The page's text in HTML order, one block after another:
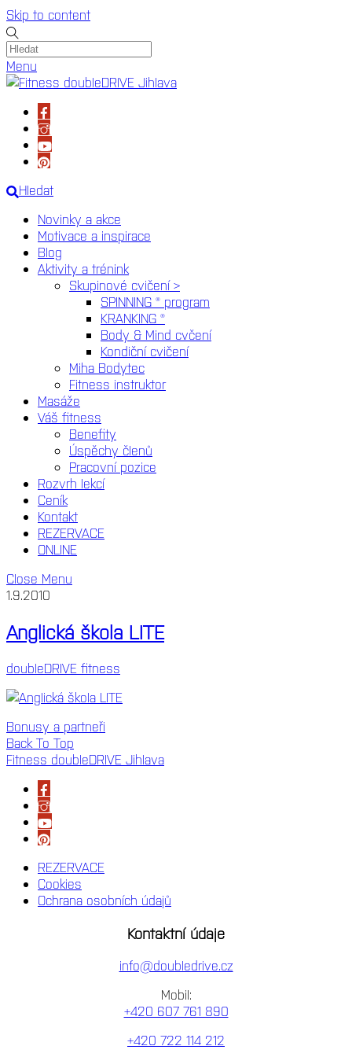
Skip to content
Menu
Hledat
Novinky a akce
Motivace a inspirace
Blog
Aktivity a trénink
Skupinové cvičení >
SPINNING ® program
KRANKING ®
Body & Mind cvčení
Kondiční cvičení
Miha Bodytec
Fitness instruktor
Masáže
Váš fitness
Benefity
Úspěchy členů
Pracovní pozice
Rozvrh lekcí
Ceník
Kontakt
REZERVACE
ONLINE
Close Menu
1.9.2010
Anglická škola LITE
doubleDRIVE fitness
Bonusy a partneři
Back To Top
Fitness doubleDRIVE Jihlava
REZERVACE
Cookies
Ochrana osobních údajů
Kontaktní údaje
info@doubledrive.cz
Mobil:
+420 607 761 890
+420 722 114 212